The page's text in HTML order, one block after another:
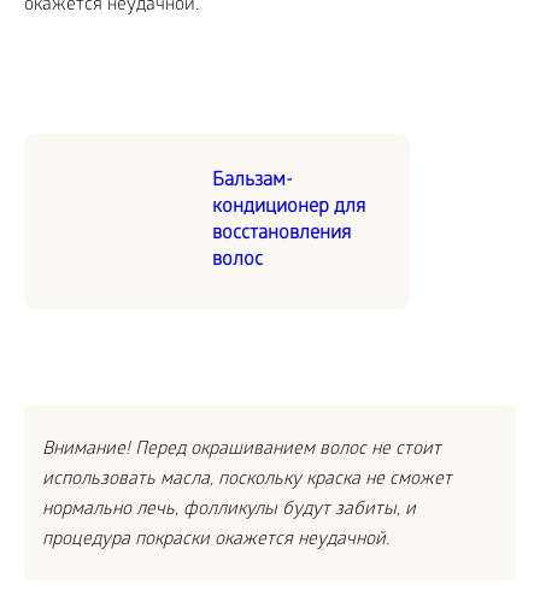
Бальзам-
кондиционер для
восстановления
волос
Внимание! Перед окрашиванием волос не стоит
использовать масла, поскольку краска не сможет
нормально лечь, фолликулы будут забиты, и
процедура покраски окажется неудачной.